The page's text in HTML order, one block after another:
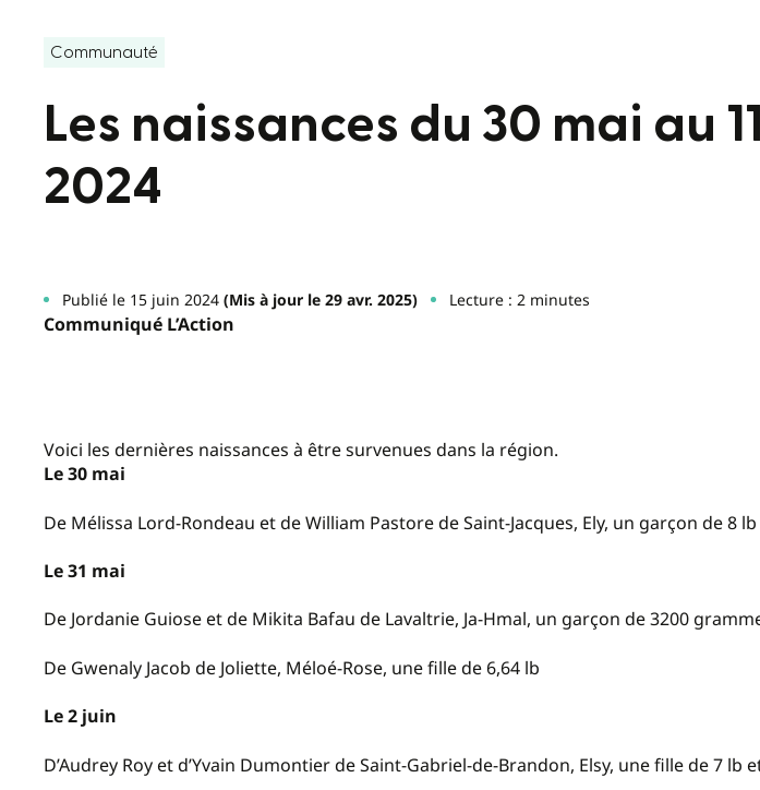
Communauté
Les naissances du 30 mai au
2024
Publié le 15 juin 2024(Mis à jour le 29 avr. 2025) Lecture : 2 minutes
Communiqué L’Action
Voici les dernières naissances à être survenues dans la région.
Le 30 mai
De Mélissa Lord-Rondeau et de William Pastore de Saint-Jacques, Ely, un garçon de 8
Le 31 mai
De Jordanie Guiose et de Mikita Bafau de Lavaltrie, Ja-Hmal, un garçon de 3200
De Gwenaly Jacob de Joliette, Méloé-Rose, une fille de 6,64 lb
Le 2 juin
D’Audrey Roy et d’Yvain Dumontier de Saint-Gabriel-de-Brandon, Elsy, une fille de 7 lb